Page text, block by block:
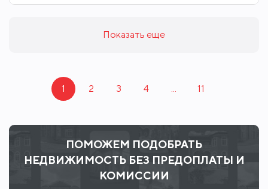
Показать еще
1 2 3 4 ... 11
ПОМОЖЕМ ПОДОБРАТЬ
НЕДВИЖИМОСТЬ БЕЗ ПРЕДОПЛАТЫ И
КОМИССИИ